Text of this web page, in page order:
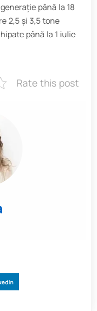
până la 18
2,5 și 3,5 tone
până la 1 iulie
Rate this post